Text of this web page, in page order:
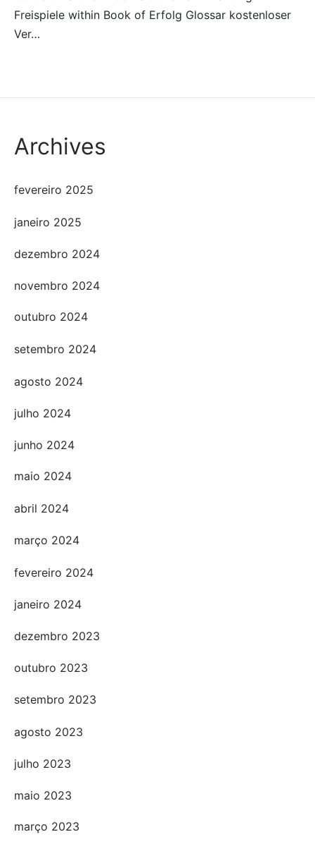
Freispiele within Book of Erfolg Glossar kostenloser
Ver…
Archives
fevereiro 2025
janeiro 2025
dezembro 2024
novembro 2024
outubro 2024
setembro 2024
agosto 2024
julho 2024
junho 2024
maio 2024
abril 2024
março 2024
fevereiro 2024
janeiro 2024
dezembro 2023
outubro 2023
setembro 2023
agosto 2023
julho 2023
maio 2023
março 2023